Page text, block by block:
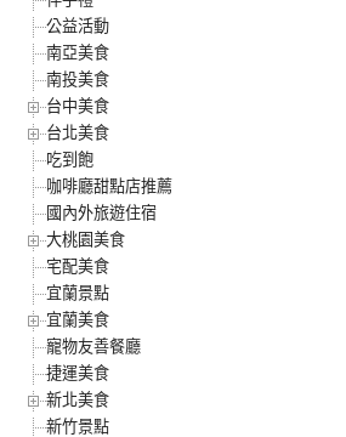
公益活動
南亞美食
南投美食
台中美食
台北美食
吃到飽
咖啡廳甜點店推薦
國內外旅遊住宿
大桃園美食
宅配美食
宜蘭景點
宜蘭美食
寵物友善餐廳
捷運美食
新北美食
新竹景點